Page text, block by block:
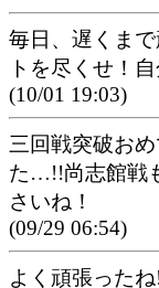
毎日、遅くま
トを尽くせ！
(10/01 19:03)
三回戦突破お
た…!!尚志館戦
さいね！
(09/29 06:54)
よく頑張った